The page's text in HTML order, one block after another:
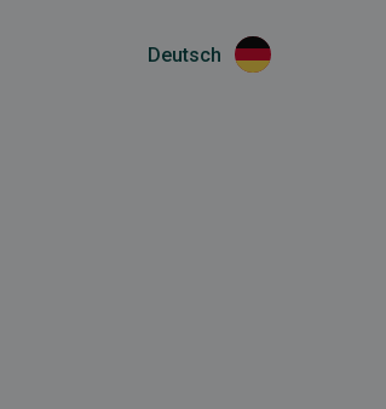
Deutsch